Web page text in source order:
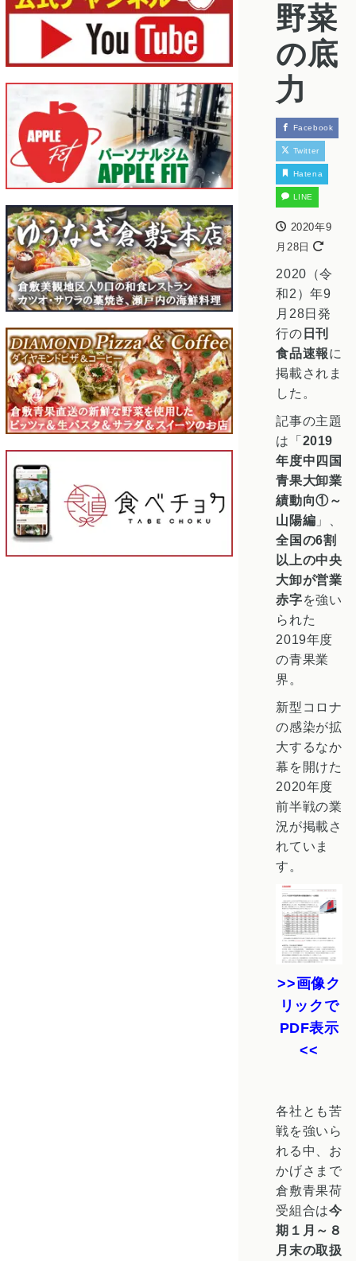
野菜
の底
力
Facebook
Twitter
Hatena
LINE
2020年9
月28日
2020（令
和2）年9
月28日発
行の 日刊
食品速報に
掲載されま
した。
記事の主題
は「2019
年度中四国
青果大卸業
績動向①～
山陽編 」、
全国の6割
以上の中央
大卸が営業
赤字を強い
られた
2019年度
の青果業
界。
新型コロナ
の感染が拡
大するなか
幕を開けた
2020年度
前半戦の業
況が掲載さ
れていま
す。
画像ク
リックで
PDF表示
各社とも苦
戦を強いら
れる中、お
かげさまで
倉敷青果荷
受組合は今
期１月～８
月末の取扱